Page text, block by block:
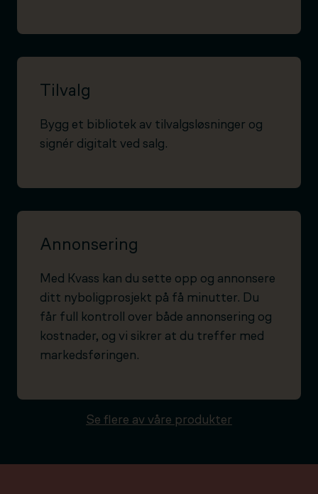
Tilvalg
Bygg et bibliotek av tilvalgsløsninger og
signér digitalt ved salg.
Annonsering
Med Kvass kan du sette opp og annonsere
ditt nyboligprosjekt på få minutter. Du
får full kontroll over både annonsering og
kostnader, og vi sikrer at du treffer med
markedsføringen.
Se flere av våre produkter